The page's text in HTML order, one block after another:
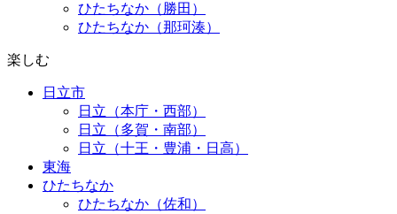
ひたちなか（勝田）
ひたちなか（那珂湊）
楽しむ
日立市
日立（本庁・西部）
日立（多賀・南部）
日立（十王・豊浦・日高）
東海
ひたちなか
ひたちなか（佐和）